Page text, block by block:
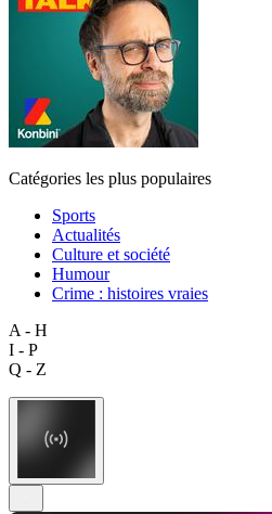
Catégories les plus populaires
Sports
Actualités
Culture et société
Humour
Crime : histoires vraies
A - H
I - P
Q - Z